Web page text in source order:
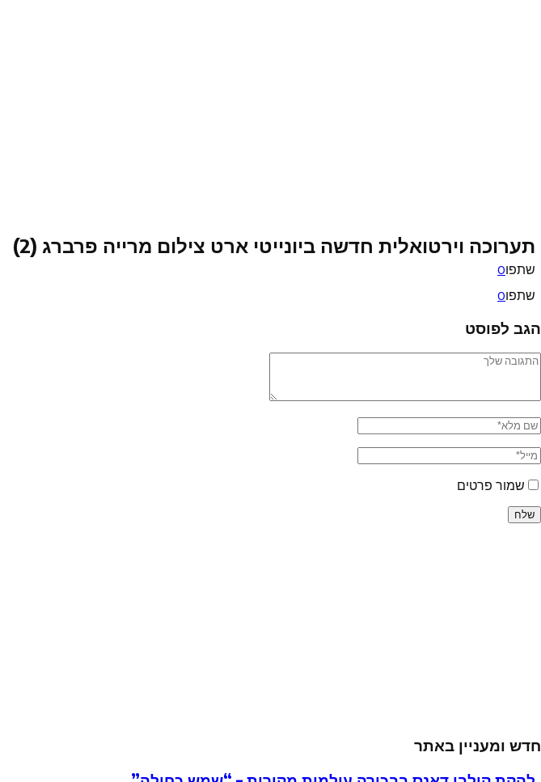
תערוכה וירטואלית חדשה ביונייטי ארט צילום מרייה פרברג (2)
שתפו0
שתפו0
הגב לפוסט
שמור פרטים
חדש ומעניין באתר